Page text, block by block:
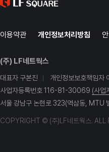
이용약관 개인정보처리방침
(주) LF네트웍스
대표자 구본진 개인정보보호책임자
사업자등록번호 116-81-30069 (사업
서울 강남구 논현로 323(역삼동, MTU
COPYRIGHT © (주)LF네트웍스. ALL